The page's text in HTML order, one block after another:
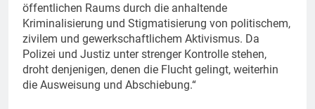
öffentlichen Raums durch die anhaltende
Kriminalisierung und Stigmatisierung von politischem,
zivilem und gewerkschaftlichem Aktivismus. Da
Polizei und Justiz unter strenger Kontrolle stehen,
droht denjenigen, denen die Flucht gelingt, weiterhin
die Ausweisung und Abschiebung.“